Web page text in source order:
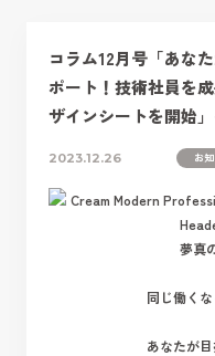
コラム12月号「あな
ポート！技術社員を
ザインシートを開始
2023.12.26 お
夢真
同じ働く
あなたが